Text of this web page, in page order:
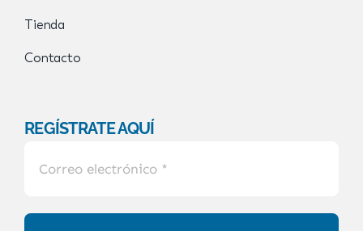
Tienda
Contacto
REGÍSTRATE AQUÍ